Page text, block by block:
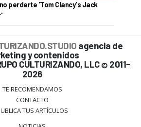
perderte 'Tom Clancy's Jack
agencia de
y contenidos
CULTURIZANDO, LLC © 2011-
2026
TE RECOMENDAMOS
CONTACTO
TUS ARTÍCULOS